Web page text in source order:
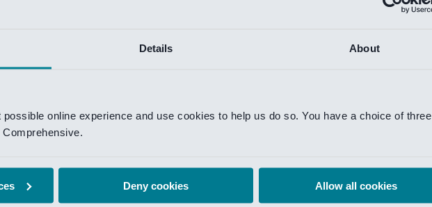
Details About
online experience and use cookies to help us do so. You have a choice of three
Deny cookies Allow all cookies
zo snel mogelijk te verhelpen.
te krijgen.
is